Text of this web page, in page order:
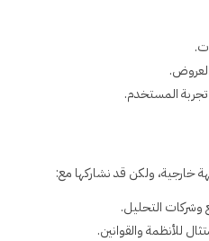
المستخدم.
خارجية، ولكن قد نشاركها مع:
وشركات التحليل.
للأنظمة والقوانين.